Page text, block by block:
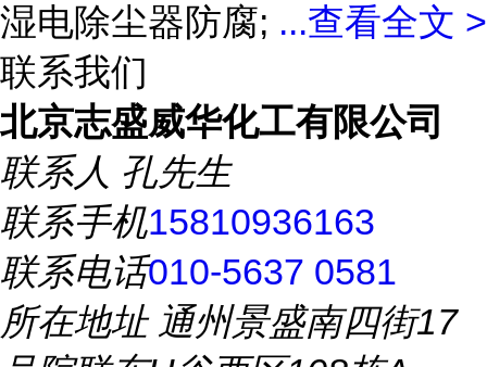
湿电除尘器防腐; ...查看全文 >
联系我们
北京志盛威华化工有限公司
联系人 孔先生
联系手机15810936163
联系电话010-5637 0581
所在地址通州景盛南四街17